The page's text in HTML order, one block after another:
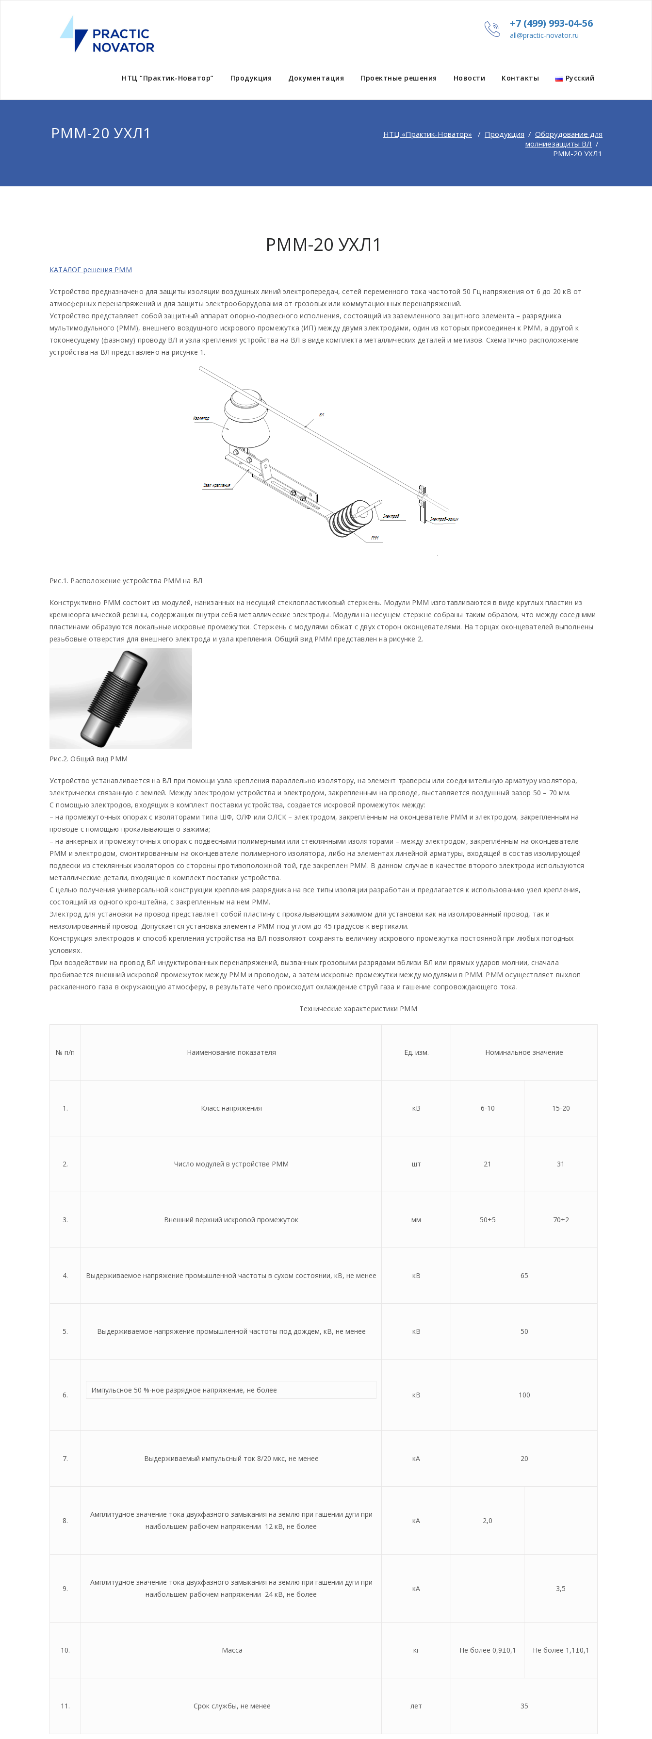
+7 (499) 993-04-56
all@practic-novator.ru
НТЦ “Практик-Новатор” Продукция Документация Проектные решения Новости Контакты Русский
РММ-20 УХЛ1 НТЦ «Практик-Новатор» / Продукция / Оборудование для
молниезащиты ВЛ /
РММ-20 УХЛ1
РММ-20 УХЛ1
КАТАЛОГ решения РММ
Устройство предназначено для защиты изоляции воздушных линий электропередач, сетей переменного тока частотой 50 Гц напряжения от 6 до 20 кВ от
атмосферных перенапряжений и для защиты электрооборудования от грозовых или коммутационных перенапряжений.
Устройство представляет собой защитный аппарат опорно-подвесного исполнения, состоящий из заземленного защитного элемента – разрядника
мультимодульного (РММ), внешнего воздушного искрового промежутка (ИП) между двумя электродами, один из которых присоединен к РММ, а другой к
токонесущему (фазному) проводу ВЛ и узла крепления устройства на ВЛ в виде комплекта металлических деталей и метизов. Схематично расположение
устройства на ВЛ представлено на рисунке 1.
Рис.1. Расположение устройства РММ на ВЛ
Конструктивно РММ состоит из модулей, нанизанных на несущий стеклопластиковый стержень. Модули РММ изготавливаются в виде круглых пластин из
кремнеорганической резины, содержащих внутри себя металлические электроды. Модули на несущем стержне собраны таким образом, что между соседними
пластинами образуются локальные искровые промежутки. Стержень с модулями обжат с двух сторон оконцевателями. На торцах оконцевателей выполнены
резьбовые отверстия для внешнего электрода и узла крепления. Общий вид РММ представлен на рисунке 2.
Рис.2. Общий вид РММ
Устройство устанавливается на ВЛ при помощи узла крепления параллельно изолятору, на элемент траверсы или соединительную арматуру изолятора,
электрически связанную с землей. Между электродом устройства и электродом, закрепленным на проводе, выставляется воздушный зазор 50 – 70 мм.
С помощью электродов, входящих в комплект поставки устройства, создается искровой промежуток между:
– на промежуточных опорах с изоляторами типа ШФ, ОЛФ или ОЛСК – электродом, закреплённым на оконцевателе РММ и электродом, закрепленным на
проводе с помощью прокалывающего зажима;
– на анкерных и промежуточных опорах с подвесными полимерными или стеклянными изоляторами – между электродом, закреплённым на оконцевателе
РММ и электродом, смонтированным на оконцевателе полимерного изолятора, либо на элементах линейной арматуры, входящей в состав изолирующей
подвески из стеклянных изоляторов со стороны противоположной той, где закреплен РММ. В данном случае в качестве второго электрода используются
металлические детали, входящие в комплект поставки устройства.
С целью получения универсальной конструкции крепления разрядника на все типы изоляции разработан и предлагается к использованию узел крепления,
состоящий из одного кронштейна, с закрепленным на нем РММ.
Электрод для установки на провод представляет собой пластину с прокалывающим зажимом для установки как на изолированный провод, так и
неизолированный провод. Допускается установка элемента РММ под углом до 45 градусов к вертикали.
Конструкция электродов и способ крепления устройства на ВЛ позволяют сохранять величину искрового промежутка постоянной при любых погодных
условиях.
При воздействии на провод ВЛ индуктированных перенапряжений, вызванных грозовыми разрядами вблизи ВЛ или прямых ударов молнии, сначала
пробивается внешний искровой промежуток между РММ и проводом, а затем искровые промежутки между модулями в РММ. РММ осуществляет выхлоп
раскаленного газа в окружающую атмосферу, в результате чего происходит охлаждение струй газа и гашение сопровождающего тока.
Технические характеристики РММ
№ п/п Наименование показателя Ед. изм. Номинальное значение
1. Класс напряжения кВ 6-10 15-20
2. Число модулей в устройстве РММ шт 21 31
3. Внешний верхний искровой промежуток мм 50±5 70±2
4. Выдерживаемое напряжение промышленной частоты в сухом состоянии, кВ, не менее кВ 65
5. Выдерживаемое напряжение промышленной частоты под дождем, кВ, не менее кВ 50
6.
Импульсное 50 %-ное разрядное напряжение, не более
кВ 100
7. Выдерживаемый импульсный ток 8/20 мкс, не менее кА 20
8.
Амплитудное значение тока двухфазного замыкания на землю при гашении дуги при
наибольшем рабочем напряжении 12 кВ, не более
кА 2,0
9.
Амплитудное значение тока двухфазного замыкания на землю при гашении дуги при
наибольшем рабочем напряжении 24 кВ, не более
кА 3,5
10. Масса кг Не более 0,9±0,1 Не более 1,1±0,1
11. Срок службы, не менее лет 35